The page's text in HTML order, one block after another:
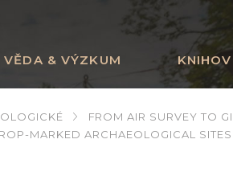
VĚDA & VÝZKUM
FROM AIR SURVEY TO
MARKED ARCHAEOLOGICAL SITES